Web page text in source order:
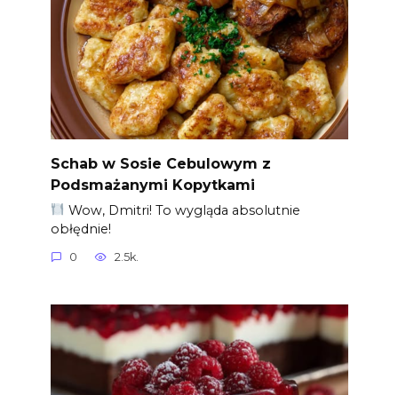
Schab w Sosie Cebulowym z
Podsmażanymi Kopytkami
Wow, Dmitri! To wygląda absolutnie
obłędnie!
0 2.5k.